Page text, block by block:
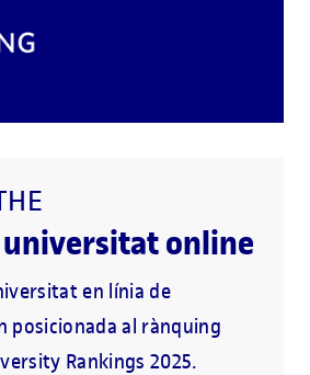
online
en línia de
posicionada al rànquing
Rankings 2025.